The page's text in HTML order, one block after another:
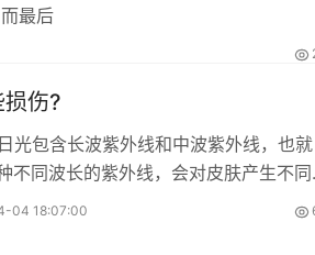
来试一试。而最后
伤?
光包含长波紫外线和中波紫外线，也就
不同波长的紫外线，会对皮肤产生不同
04 18:07:00